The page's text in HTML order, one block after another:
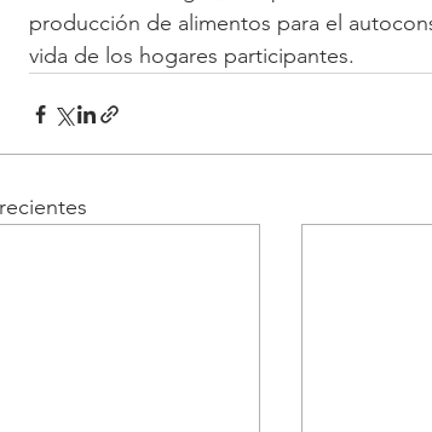
producción de alimentos para el
vida de los hogares participantes.